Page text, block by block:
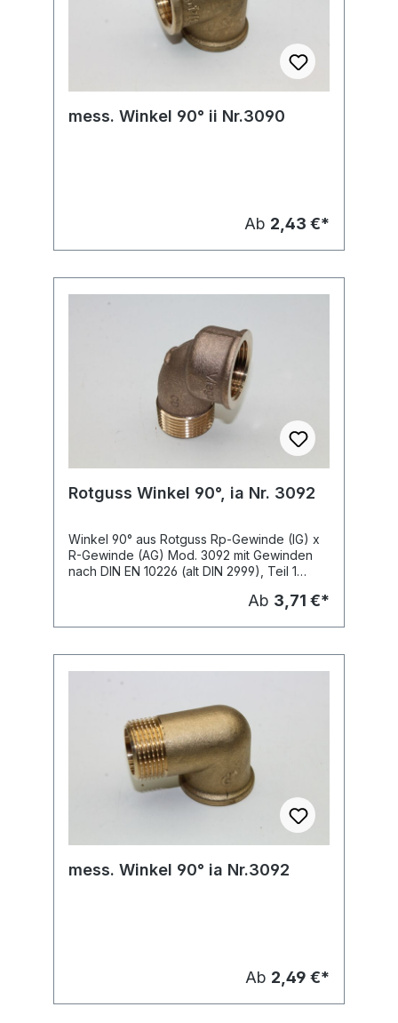
mess. Winkel 90° ii Nr.3090
Ab 2,43 €*
Rotguss Winkel 90°, ia Nr. 3092
Winkel 90° aus Rotguss Rp-Gewinde (IG) x
R-Gewinde (AG) Mod. 3092 mit Gewinden
nach DIN EN 10226 (alt DIN 2999), Teil 1
1988 und die Gasinstallation nach TRGI mit
Ab 3,71 €*
mess. Winkel 90° ia Nr.3092
Ab 2,49 €*